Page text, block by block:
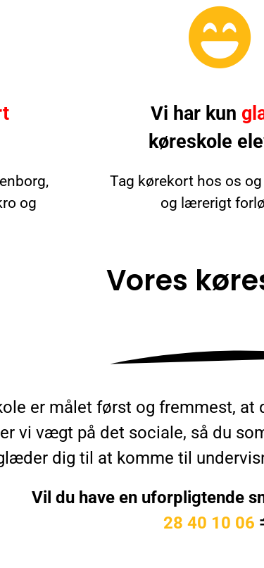
og
Vi har kun
køreskole
Tag kørekort hos os
og lærerigt
Vores
er målet først og fremmest,
vi vægt på det sociale, så du
dig til at komme til
Vil du have en uforpligtende
28 40 10 06